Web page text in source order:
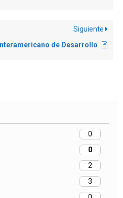
Siguiente
de Desarrollo
0
0
2
3